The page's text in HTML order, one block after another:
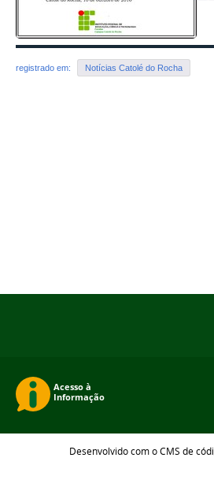
registrado em: Notícias Catolé do Rocha
Desenvolvido com o CMS de